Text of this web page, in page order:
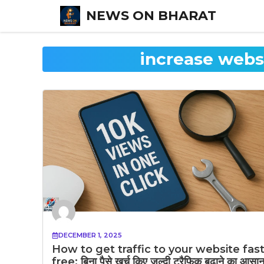
content
NEWS ON BHARAT
increase
DECEMBER 1, 2025
How to get traffic to your website fast